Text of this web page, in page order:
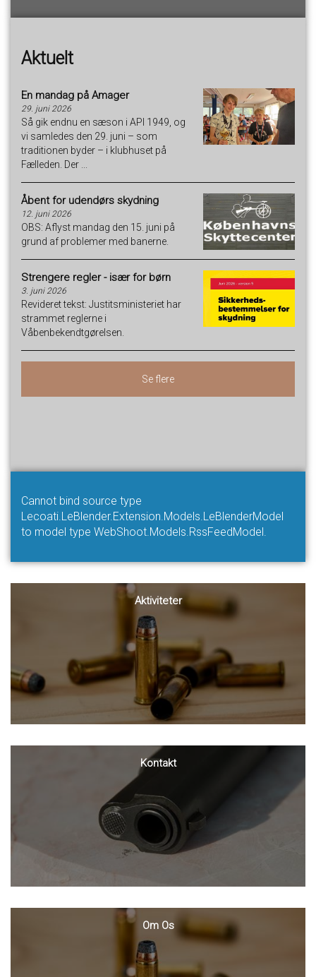
Aktuelt
En mandag på Amager
29. juni 2026
Så gik endnu en sæson i API 1949, og
vi samledes den 29. juni – som
traditionen byder – i klubhuset på
Fælleden. Der ...
Åbent for udendørs skydning
12. juni 2026
OBS: Aflyst mandag den 15. juni på
grund af problemer med banerne.
Strengere regler - især for børn
3. juni 2026
Revideret tekst: Justitsministeriet har
strammet reglerne i
Våbenbekendtgørelsen.
Se flere
Cannot bind source type
Lecoati.LeBlender.Extension.Models.LeBlenderModel
to model type WebShoot.Models.RssFeedModel.
Aktiviteter
Kontakt
Om Os